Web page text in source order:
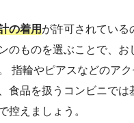
の着用が許可されている
のものを選ぶことで、お
指輪やピアスなどのア
食品を扱うコンビニでは
控えましょう。